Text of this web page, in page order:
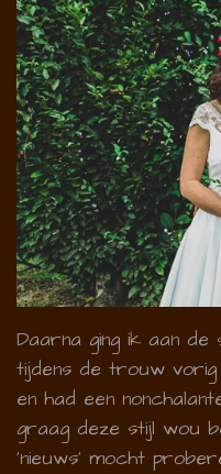
Daarna ging ik aan
tijdens de trouw
en had een
graag deze stijl wou
'nieuws' mocht